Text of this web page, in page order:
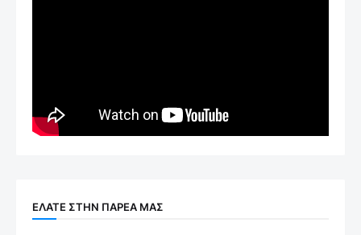
ΕΛΑΤΕ ΣΤΗΝ ΠΑΡΕΑ ΜΑΣ